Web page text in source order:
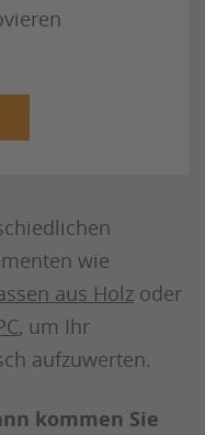
wie
aus Holz oder
, um Ihr
aufzuwerten.
kommen Sie